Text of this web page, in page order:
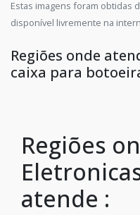
Estas imagens foram obtidas
disponível livremente na
Regiões onde
caixa para
Regiões
atende :